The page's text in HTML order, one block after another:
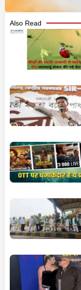
Also Read